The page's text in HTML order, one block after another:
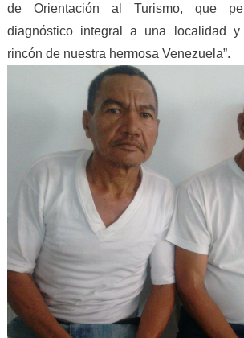
de Orientación al Turismo, que
diagnóstico integral a una localidad
rincón de nuestra hermosa Venezuela”.